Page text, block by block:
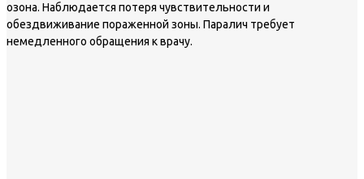
озона. Наблюдается потеря чувствительности и
обездвиживание пораженной зоны. Паралич требует
немедленного обращения к врачу.